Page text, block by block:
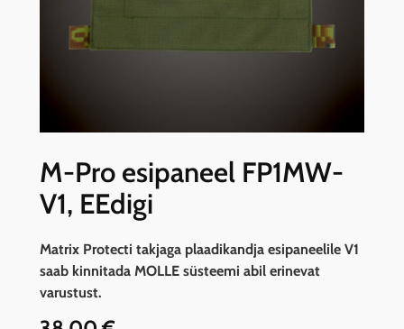
M-Pro esipaneel FP1MW-
V1, EEdigi
Matrix Protecti takjaga plaadikandja esipaneelile V1
saab kinnitada MOLLE süsteemi abil erinevat
varustust.